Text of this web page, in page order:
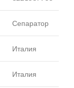
Сепаратор
Италия
Италия